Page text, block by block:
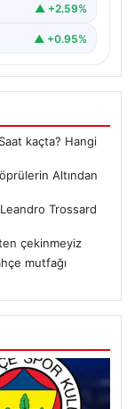
▲ +2.59%
▲ +0.95%
kaçta? Hangi
Altından
Trossard
çekinmeyiz
mutfağı